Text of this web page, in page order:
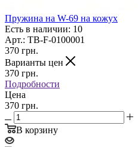
Пружина на W-69 на кожух
Есть в наличии: 10
Арт.: TB-F-0100001
370 грн.
Варианты цен
370 грн.
Подробности
Цена
370 грн.
В корзину